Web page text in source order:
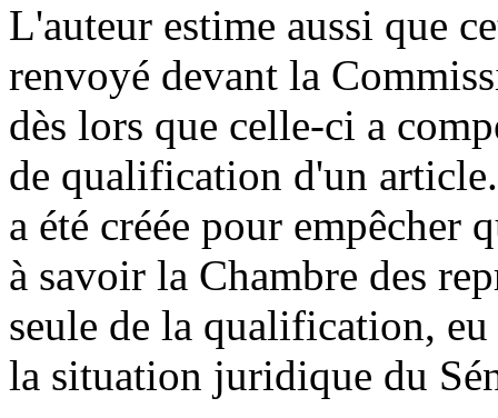
L'auteur estime aussi que
renvoyé devant la
dès lors que celle-ci a
de qualification d'un
a été créée pour empêcher
à savoir la Chambre des
seule de la qualification,
la situation juridique du